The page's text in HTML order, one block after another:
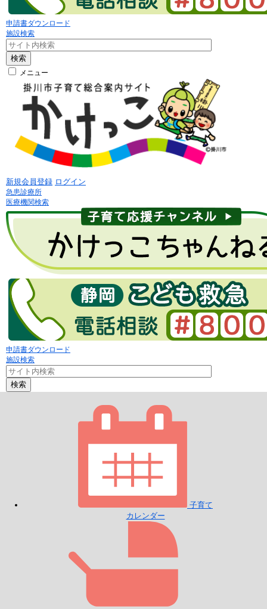
申請書ダウンロード
施設検索
検索
メニュー
新規会員登録 ログイン
急患診療所
医療機関検索
申請書ダウンロード
施設検索
検索
子育て
カレンダー